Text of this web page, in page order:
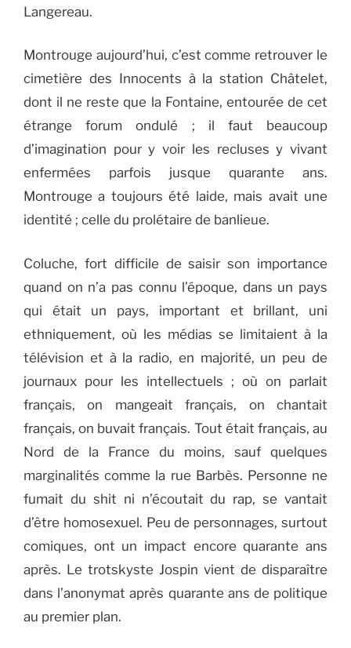
Langereau.
Montrouge aujourd’hui, c’est comme retrouver le
cimetière des Innocents à la station Châtelet,
dont il ne reste que la Fontaine, entourée de cet
étrange forum ondulé ; il faut beaucoup
d’imagination pour y voir les recluses y vivant
enfermées parfois jusque quarante ans.
Montrouge a toujours été laide, mais avait une
identité ; celle du prolétaire de banlieue.
Coluche, fort difficile de saisir son importance
quand on n’a pas connu l’époque, dans un pays
qui était un pays, important et brillant, uni
ethniquement, où les médias se limitaient à la
télévision et à la radio, en majorité, un peu de
journaux pour les intellectuels ; où on parlait
français, on mangeait français, on chantait
français, on buvait français. Tout était français, au
Nord de la France du moins, sauf quelques
marginalités comme la rue Barbès. Personne ne
fumait du shit ni n’écoutait du rap, se vantait
d’être homosexuel. Peu de personnages, surtout
comiques, ont un impact encore quarante ans
après. Le trotskyste Jospin vient de disparaître
dans l’anonymat après quarante ans de politique
au premier plan.